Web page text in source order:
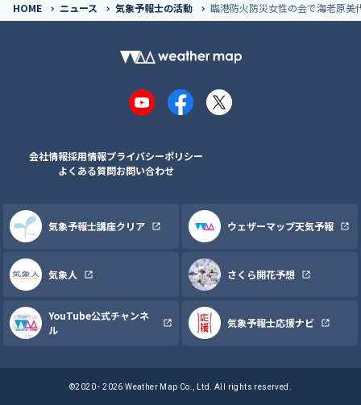
HOME ニュース 気象予報士の活動 臨港防火防災女性の会で海老原美
YouTubeFacebook
X
会社情報採用情報プライバシーポリシー
よくある質問お問い合わせ
気象予報士講座クリア ウェザーマップ天気予報
気象人 さくら開花予想
YouTube公式チャンネ
ル
気象予報士応援ナビ
©2020 - 2026 Weather Map Co., Ltd. All rights reserved.